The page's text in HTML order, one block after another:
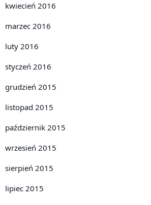
kwiecień 2016
marzec 2016
luty 2016
styczeń 2016
grudzień 2015
listopad 2015
październik 2015
wrzesień 2015
sierpień 2015
lipiec 2015